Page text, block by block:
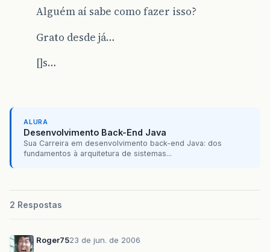
Alguém aí sabe como fazer isso?
Grato desde já…
[]s…
ALURA
Desenvolvimento Back-End Java
Sua Carreira em desenvolvimento back-end Java: dos
fundamentos à arquitetura de sistemas...
2 Respostas
Roger7523 de jun. de 2006